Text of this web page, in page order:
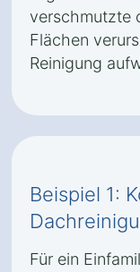
verschmutzte
Flächen
Reinigung
Beispiel 1:
Für ein